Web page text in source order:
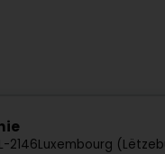
L-2146Luxembourg